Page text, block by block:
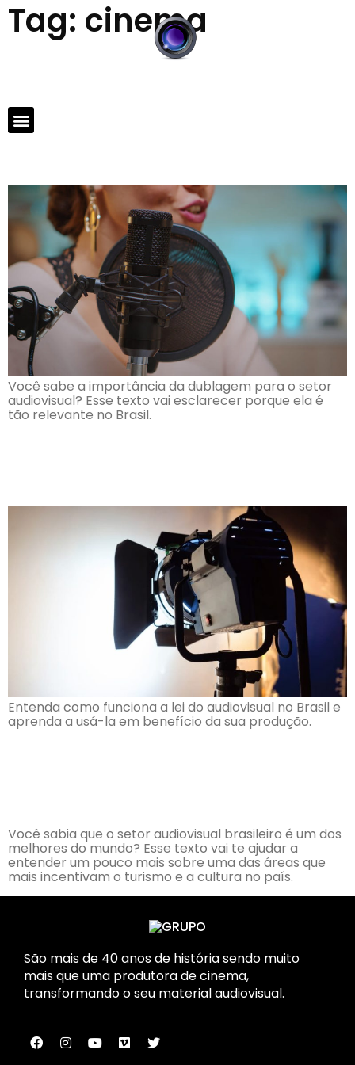
Tag: cinema
Você sabia que a
dublagem brasileira é
considerada uma das
Você sabe a importância da dublagem para o setor
audiovisual? Esse texto vai esclarecer porque ela é
tão relevante no Brasil.
Entenda como funciona a lei do audiovisual no Brasil e
aprenda a usá-la em benefício da sua produção.
Você sabia que o setor audiovisual brasileiro é um dos
melhores do mundo? Esse texto vai te ajudar a
entender um pouco mais sobre uma das áreas que
mais incentivam o turismo e a cultura no país.
São mais de 40 anos de história sendo muito
mais que uma produtora de cinema,
transformando o seu material audiovisual.